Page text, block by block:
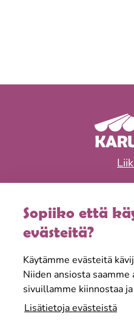
Sopiiko että
evästeitä?
Käytämme evästeitä
Niiden ansiosta
sivuillamme kiinnostaa
Lisätietoja evästeistä